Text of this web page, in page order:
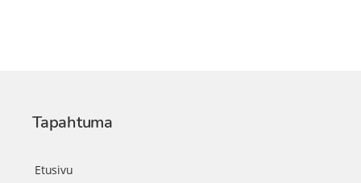
Tapahtuma
Etusivu